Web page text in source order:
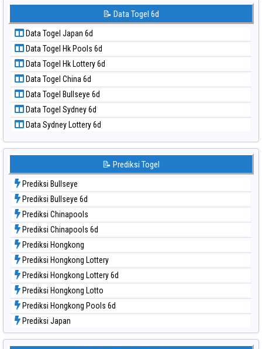
📝 Pola Dasar Taiwan
Data Togel Kuda Lari
Data Togel Magnum Cambodia
Data Togel Nagoya
Data Togel North Carolina Day
Data Togel Pcso
Data Togel Sao Paulo
Data Togel Singapore
Data Togel Sydney
Data Togel Sydney Lottery
Data Togel Sydney Lottery 6d
Data Togel Sydney Lotto
Data Togel Sydney Pools 6d
Data Togel Taipei
Data Togel Taiwan
📝 Data Togel 6d
Data Togel Japan 6d
Data Togel Hk Pools 6d
Data Togel Hk Lottery 6d
Data Togel China 6d
Data Togel Bullseye 6d
Data Togel Sydney 6d
Data Sydney Lottery 6d
📝 Prediksi Togel
Prediksi Bullseye
Prediksi Bullseye 6d
Prediksi Chinapools
Prediksi Chinapools 6d
Prediksi Hongkong
Prediksi Hongkong Lottery
Prediksi Hongkong Lottery 6d
Prediksi Hongkong Lotto
Prediksi Hongkong Pools 6d
Prediksi Japan
Prediksi Japan 6d